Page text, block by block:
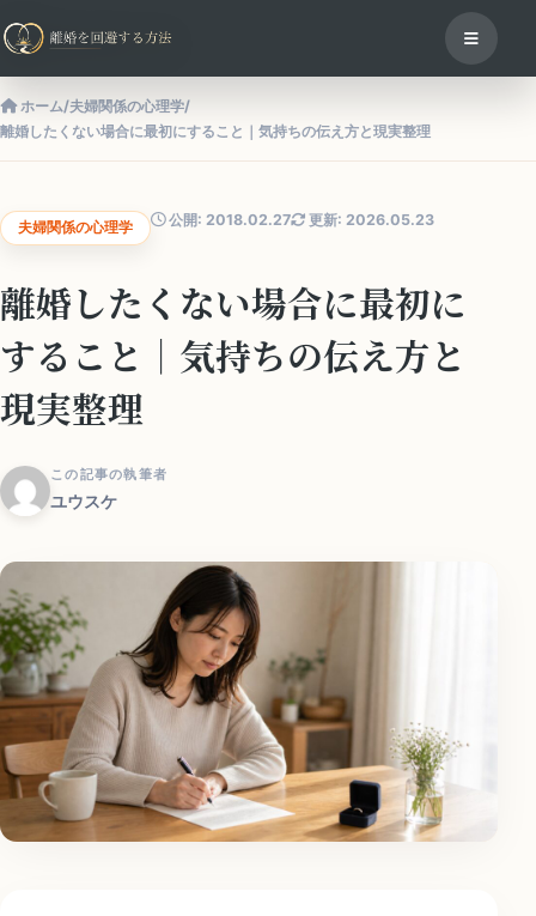
ホーム/夫婦関係の心理学/
離婚したくない場合に最初にすること｜気持ちの伝え方と現実整理
夫婦関係の心理学 公開: 2018.02.27 更新: 2026.05.23
離婚したくない場合に最初に
すること｜気持ちの伝え方と
現実整理
この記事の執筆者
ユウスケ